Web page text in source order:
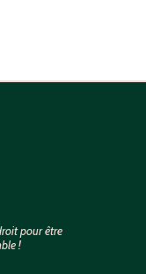
pour être
!